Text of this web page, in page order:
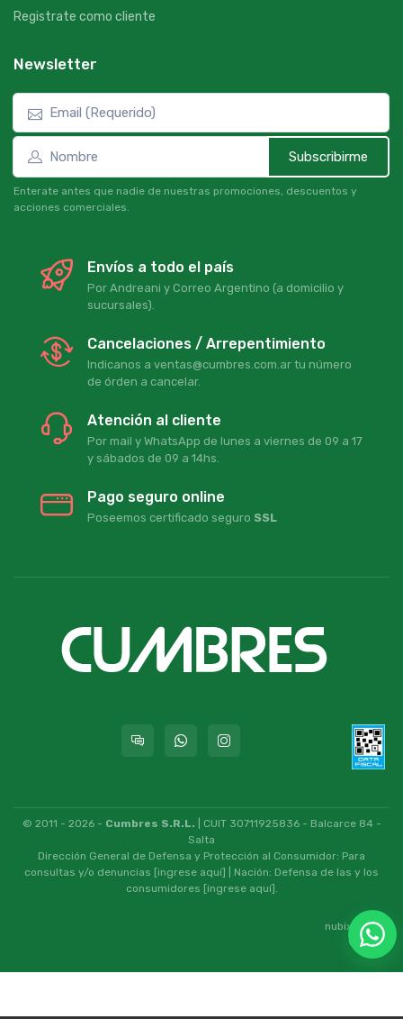
Registrate como cliente
Newsletter
Subscribirme
Enterate antes que nadie de nuestras promociones, descuentos y
acciones comerciales.
Envíos a todo el país
Por Andreani y Correo Argentino (a domicilio y
sucursales).
Cancelaciones / Arrepentimiento
Indicanos a ventas@cumbres.com.ar tu número
de órden a cancelar.
Atención al cliente
Por mail y WhatsApp de lunes a viernes de 09 a 17
y sábados de 09 a 14hs.
Pago seguro online
Poseemos certificado seguro SSL
© 2011 - 2026 - Cumbres S.R.L. | CUIT 30711925836 - Balcarce 84 -
Salta
Dirección General de Defensa y Protección al Consumidor: Para
consultas y/o denuncias [ingrese aquí]
| Nación: Defensa de las y los
consumidores [ingrese aquí] .
nubixstore®
v13.08.1